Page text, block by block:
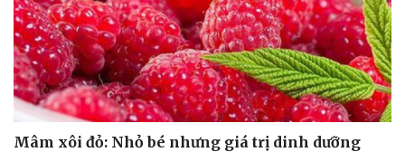
Mâm xôi đỏ: Nhỏ bé nhưng giá trị dinh dưỡng